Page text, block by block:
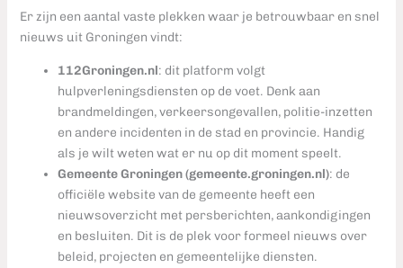
Er zijn een aantal vaste plekken waar je betrouwbaar en snel
nieuws uit Groningen vindt:
112Groningen.nl: dit platform volgt
hulpverleningsdiensten op de voet. Denk aan
brandmeldingen, verkeersongevallen, politie-inzetten
en andere incidenten in de stad en provincie. Handig
als je wilt weten wat er nu op dit moment speelt.
Gemeente Groningen (gemeente.groningen.nl): de
officiële website van de gemeente heeft een
nieuwsoverzicht met persberichten, aankondigingen
en besluiten. Dit is de plek voor formeel nieuws over
beleid, projecten en gemeentelijke diensten.